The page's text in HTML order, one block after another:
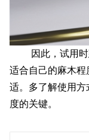
因此，试用
适合自己的麻木
适。多了解使用
度的关键。